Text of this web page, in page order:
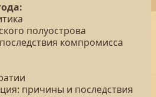
полуострова
компромисса
причины и последствия